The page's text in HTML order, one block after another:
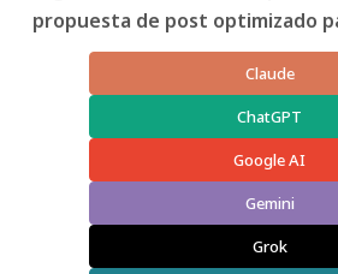
propuesta de post optimizado
Claude
ChatGPT
Google AI
Gemini
Grok